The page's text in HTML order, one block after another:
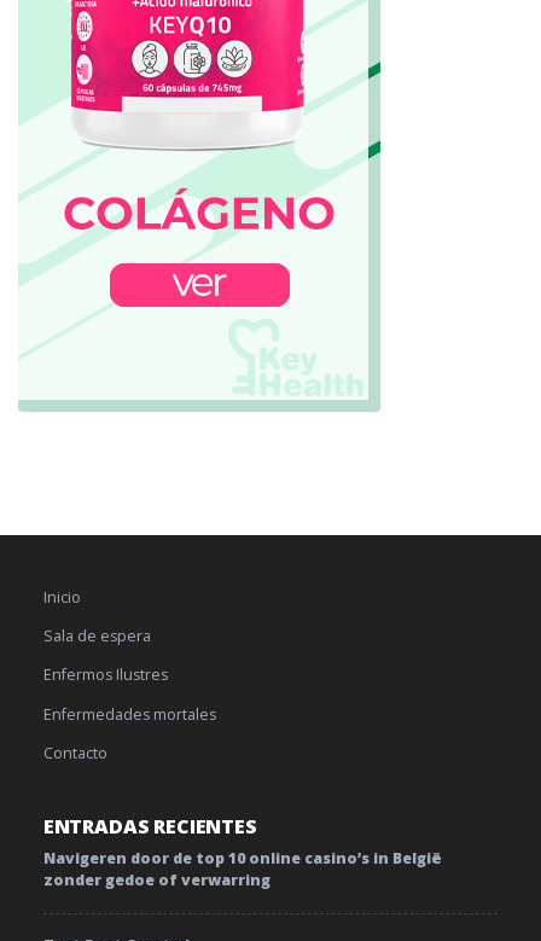
Inicio
Sala de espera
Enfermos Ilustres
Enfermedades mortales
Contacto
ENTRADAS RECIENTES
Navigeren door de top 10 online casino’s in België
zonder gedoe of verwarring